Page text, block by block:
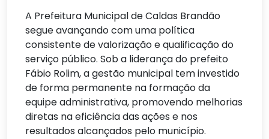
A Prefeitura Municipal de Caldas Brandão
segue avançando com uma política
consistente de valorização e qualificação do
serviço público. Sob a liderança do prefeito
Fábio Rolim, a gestão municipal tem investido
de forma permanente na formação da
equipe administrativa, promovendo melhorias
diretas na eficiência das ações e nos
resultados alcançados pelo município.